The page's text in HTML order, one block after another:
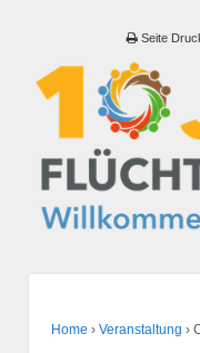
Seite
Home › Veranstaltung ›